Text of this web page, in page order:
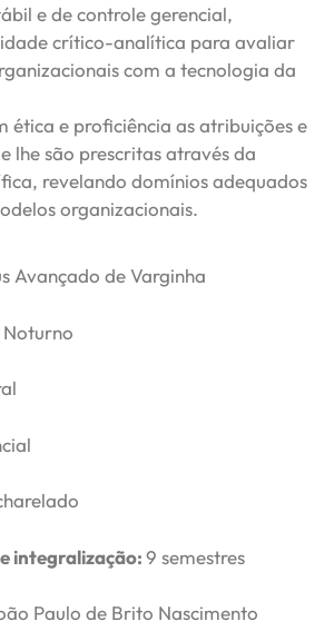
e de controle gerencial,
crítico-analítica para avaliar
com a tecnologia da
ética e proficiência as atribuições e
lhe são prescritas através da
revelando domínios adequados
organizacionais.
Avançado de Varginha
integralização:9 semestres
Paulo de Brito Nascimento